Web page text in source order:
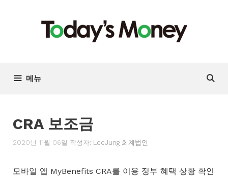
기
메뉴
CRA 보조금
2020년 11월 06일 작성자: LeeJung 회계법인
모바일 앱 MyBenefits CRA를 이용 정부 혜택 상황 확인